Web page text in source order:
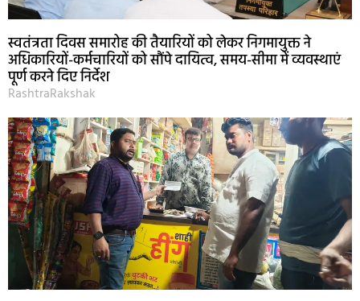
स्वतंत्रता दिवस समारोह की तैयारियों को लेकर निगमायुक्त ने
अधिकारियों-कर्मचारियों को सौंपे दायित्व, समय-सीमा में व्यवस्थाएं
पूर्ण करने दिए निर्देश
RashtraRakshak